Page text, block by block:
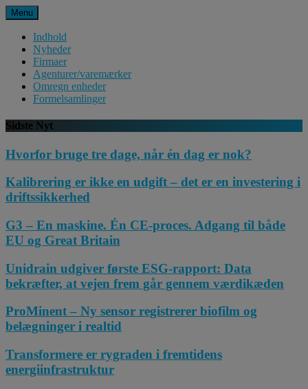
Spring
til
indhold
Menu
Indhold
Nyheder
Firmaer
Agenturer/varemærker
Omregn enheder
Formelsamlinger
Sidste Nyt
Hvorfor bruge tre dage, når én dag er nok?
Kalibrering er ikke en udgift – det er en investering i
driftssikkerhed
G3 – En maskine. Én CE-proces. Adgang til både
EU og Great Britain
Unidrain udgiver første ESG-rapport: Data
bekræfter, at vejen frem går gennem værdikæden
ProMinent – Ny sensor registrerer biofilm og
belægninger i realtid
Transformere er rygraden i fremtidens
energiinfrastruktur